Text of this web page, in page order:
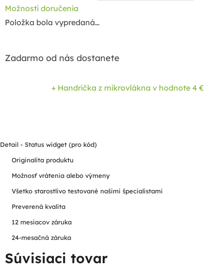
Možnosti doručenia
Položka bola vypredaná…
Zadarmo od nás dostanete
+ Handrička z mikrovlákna v hodnote 4 €
Detail - Status widget (pro kód)
Originalita produktu
Možnosť vrátenia alebo výmeny
Všetko starostlivo testované našimi špecialistami
Preverená kvalita
12 mesiacov záruka
24-mesačná záruka
Súvisiaci tovar